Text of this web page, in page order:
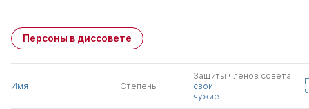
Персоны в диссовете
Имя Степень
Защиты членов совета:
свои
чужие